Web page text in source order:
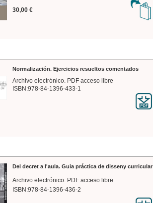
30,00 €
Normalización. Ejercicios resueltos comentados
Archivo electrónico. PDF acceso libre
ISBN:978-84-1396-433-1
Del decret a l'aula. Guia práctica de disseny curricular
Archivo electrónico. PDF acceso libre
ISBN:978-84-1396-436-2